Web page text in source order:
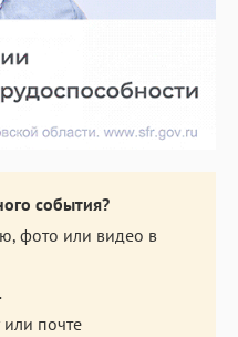
события?
фото или видео в
почте